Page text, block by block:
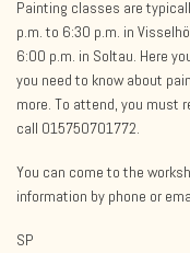
Painting classes are
p.m. to 6:30 p.m. in
6:00 p.m. in Soltau. Here
you need to know about
more. To attend, you must
call 015750701772.
You can come to the
information by phone or
SP